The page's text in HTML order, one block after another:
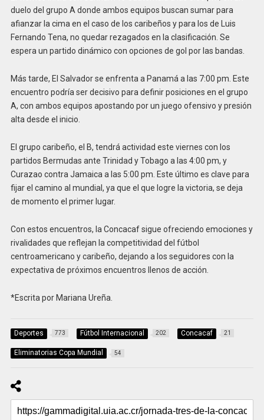
duelo del grupo A donde ambos equipos buscan sumar para
afianzar la cima en el caso de los caribeños y para los de Luis
Fernando Tena, no quedar rezagados en la clasificación. Se
espera un partido dinámico con opciones de gol por las bandas.
Más tarde, El Salvador se enfrenta a Panamá a las 7:00 pm. Este
encuentro podría ser decisivo para definir posiciones en el grupo
A, con ambos equipos apostando por un juego ofensivo y presión
alta desde el inicio.
El grupo caribeño, el B, tendrá actividad este viernes con los
partidos Bermudas ante Trinidad y Tobago a las 4:00 pm, y
Curazao contra Jamaica a las 5:00 pm. Este último es clave para
fijar el camino al mundial, ya que el que logre la victoria, se deja
de momento el primer lugar.
Con estos encuentros, la Concacaf sigue ofreciendo emociones y
rivalidades que reflejan la competitividad del fútbol
centroamericano y caribeño, dejando a los seguidores con la
expectativa de próximos encuentros llenos de acción.
*Escrita por Mariana Ureña.
Deportes 773 Fútbol Internacional 202 Concacaf 21
Eliminatorias Copa Mundial 54